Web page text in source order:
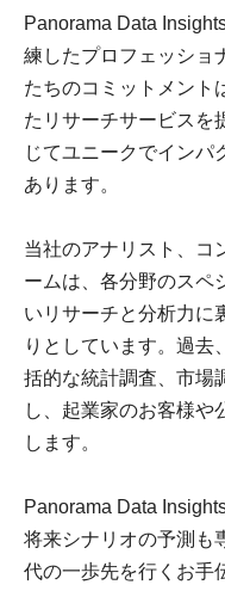
Panorama Data
練したプロフェッショ
たちのコミットメント
たリサーチサービスを
じてユニークでインパ
あります。
当社のアナリスト、コ
ームは、各分野のスペ
いリサーチと分析力に
りとしています。過去
括的な統計調査、市場
し、起業家のお客様や
します。
Panorama Data
将来シナリオの予測も
代の一歩先を行くお手